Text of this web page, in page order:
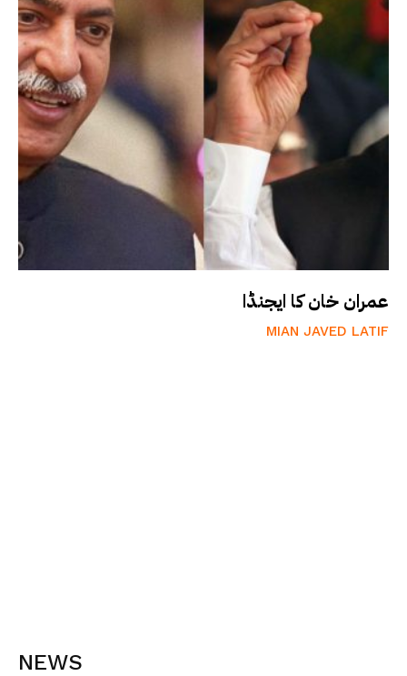
عمران خان کا ایجنڈا
MIAN JAVED LATIF
NEWS